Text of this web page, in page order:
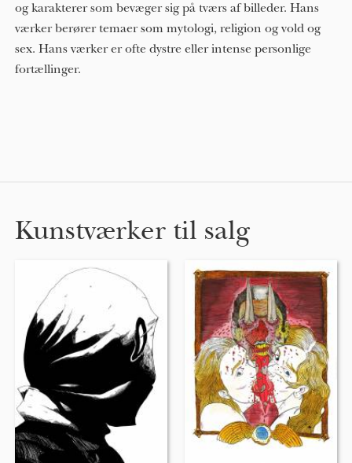
og karakterer som bevæger sig på tværs af billeder. Hans
værker berører temaer som mytologi, religion og vold og
sex. Hans værker er ofte dystre eller intense personlige
fortællinger.
Kunstværker til salg